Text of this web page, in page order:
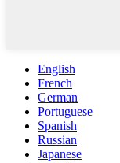
English
French
German
Portuguese
Spanish
Russian
Japanese